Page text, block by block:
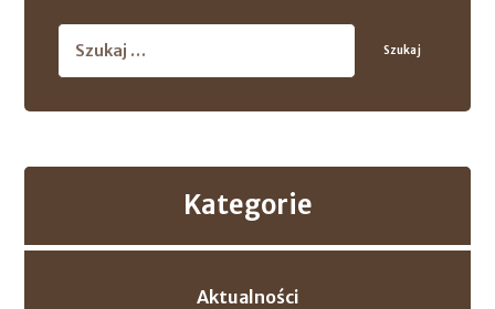
Szukaj
Kategorie
Aktualności